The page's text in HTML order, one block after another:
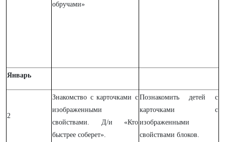
обручами»
Январь
2
Знакомство с карточками с
изображенными
свойствами. Д/и «Кто
быстрее соберет».
Познакомить детей с
карточками с
изображенными
свойствами блоков.